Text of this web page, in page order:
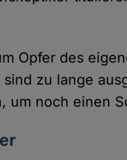
Opfer des
zu lange
um noch einen